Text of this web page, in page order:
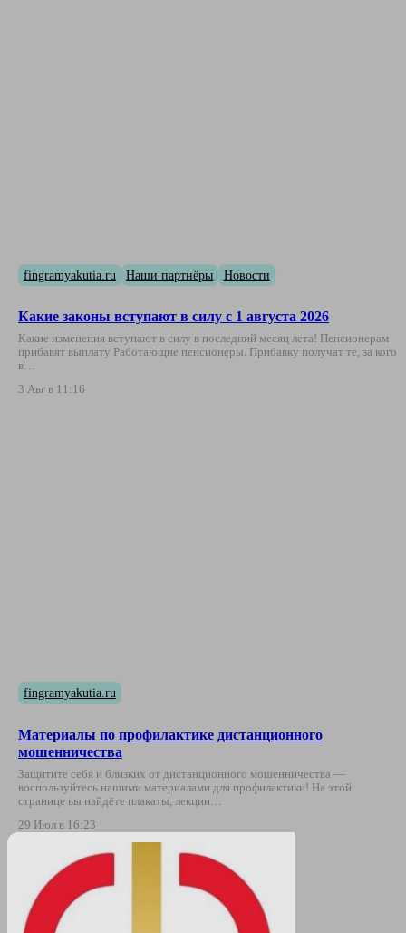
fingramyakutia.ru Наши партнёры Новости
Какие законы вступают в силу с 1 августа 2026
Какие изменения вступают в силу в последний месяц лета! Пенсионерам
прибавят выплату Работающие пенсионеры. Прибавку получат те, за кого
в…
3 Авг в 11:16
fingramyakutia.ru
Материалы по профилактике дистанционного
мошенничества
Защитите себя и близких от дистанционного мошенничества —
воспользуйтесь нашими материалами для профилактики! На этой
странице вы найдёте плакаты, лекции…
29 Июл в 16:23